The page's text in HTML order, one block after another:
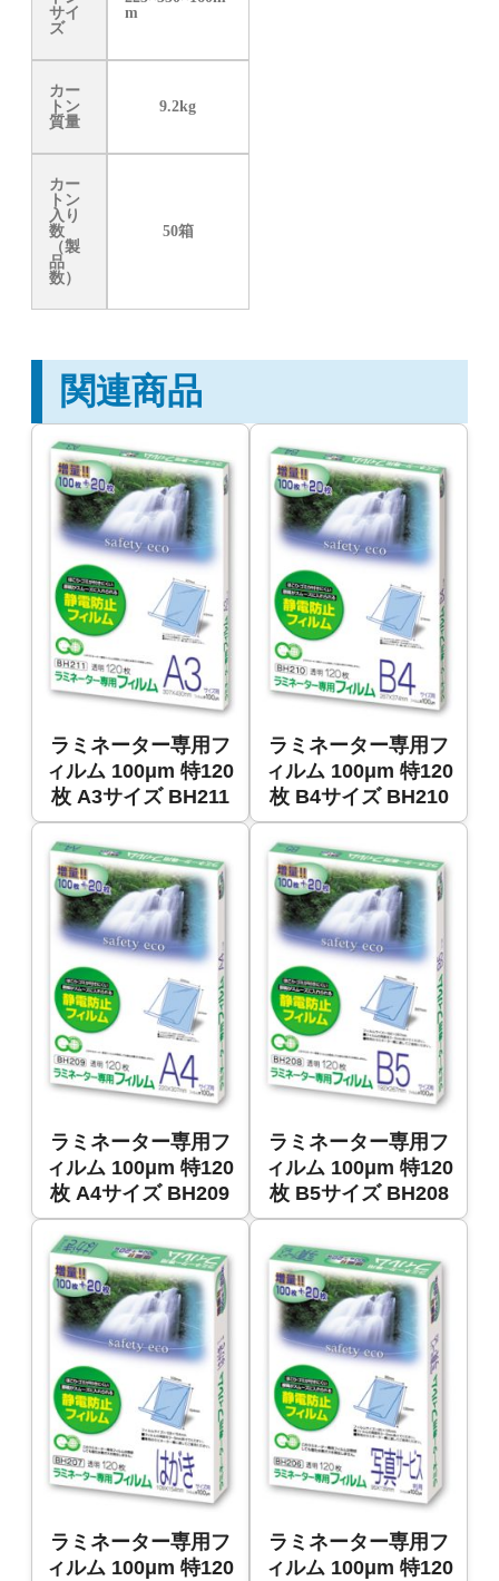
サイ
ズ
m
カー
トン
質量
9.2kg
カー
トン
入り
数
（製
品
数）
50箱
関連商品
ラミネーター専用フ
ィルム 100μm 特120
枚 A3サイズ BH211
ラミネーター専用フ
ィルム 100μm 特120
枚 B4サイズ BH210
ラミネーター専用フ
ィルム 100μm 特120
枚 A4サイズ BH209
ラミネーター専用フ
ィルム 100μm 特120
枚 B5サイズ BH208
ラミネーター専用フ
ィルム 100μm 特120
ラミネーター専用フ
ィルム 100μm 特120